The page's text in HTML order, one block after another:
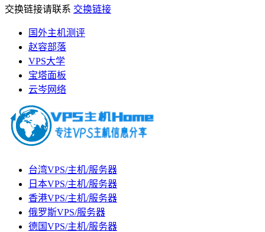
交换链接请联系 交换链接
国外主机测评
赵容部落
VPS大学
宝塔面板
云岑网络
台湾VPS/主机/服务器
日本VPS/主机/服务器
香港VPS/主机/服务器
俄罗斯VPS/服务器
德国VPS/主机/服务器